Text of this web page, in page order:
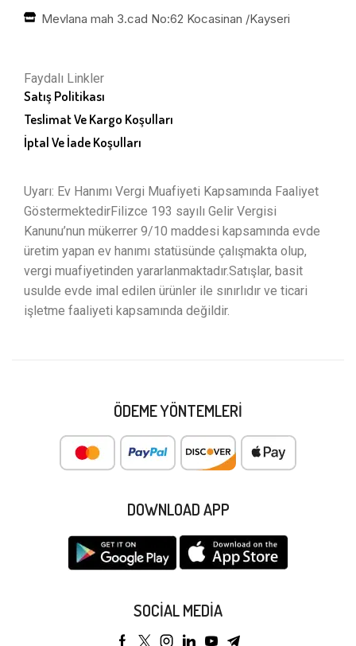
Mevlana mah 3.cad No:62 Kocasinan /Kayseri
Faydalı Linkler
Satış Politikası
Teslimat Ve Kargo Koşulları
İptal Ve İade Koşulları
Uyarı: Ev Hanımı Vergi Muafiyeti Kapsamında Faaliyet
GöstermektedirFilizce 193 sayılı Gelir Vergisi
Kanunu’nun mükerrer 9/10 maddesi kapsamında evde
üretim yapan ev hanımı statüsünde çalışmakta olup,
vergi muafiyetinden yararlanmaktadır.Satışlar, basit
usulde evde imal edilen ürünler ile sınırlıdır ve ticari
işletme faaliyeti kapsamında değildir.
ÖDEME YÖNTEMLERI
DOWNLOAD APP
SOCIAL MEDIA